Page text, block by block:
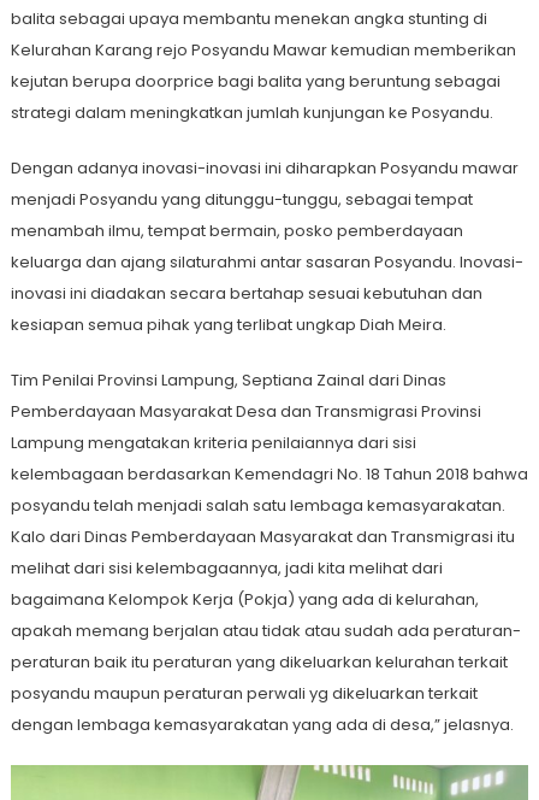
balita sebagai upaya membantu menekan angka stunting di
Kelurahan Karang rejo Posyandu Mawar kemudian memberikan
kejutan berupa doorprice bagi balita yang beruntung sebagai
strategi dalam meningkatkan jumlah kunjungan ke Posyandu.
Dengan adanya inovasi-inovasi ini diharapkan Posyandu mawar
menjadi Posyandu yang ditunggu-tunggu, sebagai tempat
menambah ilmu, tempat bermain, posko pemberdayaan
keluarga dan ajang silaturahmi antar sasaran Posyandu. Inovasi-
inovasi ini diadakan secara bertahap sesuai kebutuhan dan
kesiapan semua pihak yang terlibat ungkap Diah Meira.
Tim Penilai Provinsi Lampung, Septiana Zainal dari Dinas
Pemberdayaan Masyarakat Desa dan Transmigrasi Provinsi
Lampung mengatakan kriteria penilaiannya dari sisi
kelembagaan berdasarkan Kemendagri No. 18 Tahun 2018 bahwa
posyandu telah menjadi salah satu lembaga kemasyarakatan.
Kalo dari Dinas Pemberdayaan Masyarakat dan Transmigrasi itu
melihat dari sisi kelembagaannya, jadi kita melihat dari
bagaimana Kelompok Kerja (Pokja) yang ada di kelurahan,
apakah memang berjalan atau tidak atau sudah ada peraturan-
peraturan baik itu peraturan yang dikeluarkan kelurahan terkait
posyandu maupun peraturan perwali yg dikeluarkan terkait
dengan lembaga kemasyarakatan yang ada di desa,” jelasnya.